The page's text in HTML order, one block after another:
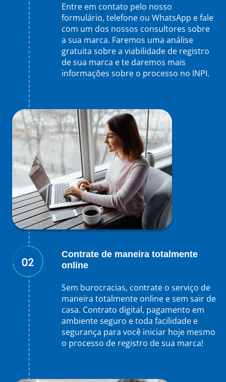
Entre em contato pelo nosso
formulário, telefone ou WhatsApp e fale
com um dos nossos consultores sobre
a sua marca. Faremos uma análise
gratuita sobre a viabilidade de registro
de sua marca e te daremos mais
informações sobre o processo no INPI.
Contrate de maneira totalmente
online
Sem burocracias, contrate o serviço de
maneira totalmente online e sem sair de
casa. Contrato digital, pagamento em
ambiente seguro e toda facilidade e
segurança para você iniciar hoje mesmo
o processo de registro de sua marca!